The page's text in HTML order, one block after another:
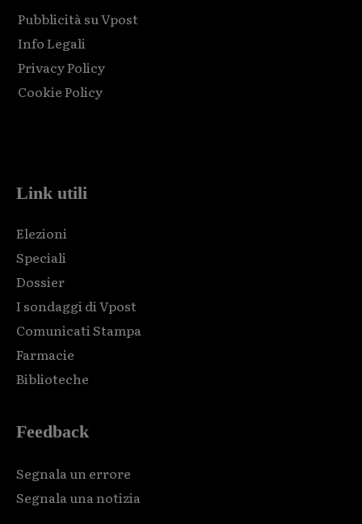
Pubblicità su Vpost
Info Legali
Privacy Policy
Cookie Policy
Link utili
Elezioni
Speciali
Dossier
I sondaggi di Vpost
Comunicati Stampa
Farmacie
Biblioteche
Feedback
Segnala un errore
Segnala una notizia